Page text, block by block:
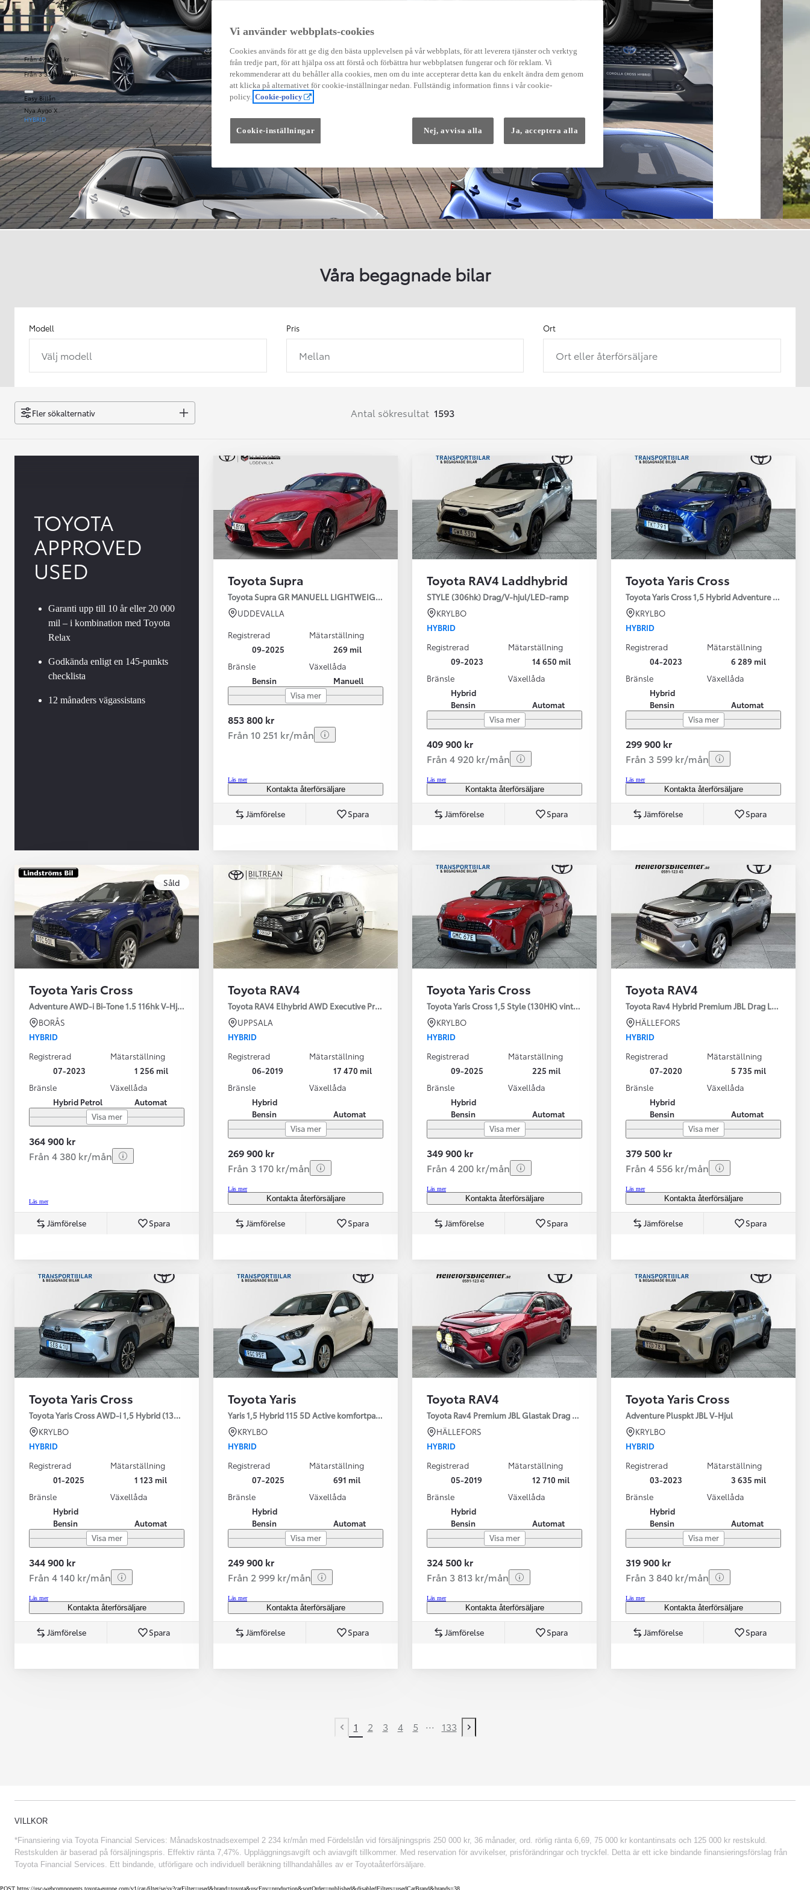
Från 479 900 kr
Från 3 333 kr/mån
Easy Billån
Från 569 900 kr
Från 3 958 kr/mån
Nya Aygo X
HYBRID
Från 238 900 kr
Easy Billån
HYBRID
GR Yaris
BENSIN
Från 599 900 kr
Corolla
HYBRID
Från 324 900 kr
Från 3 194 kr/mån
Nya Corolla Cross
Från 360 900 kr
Från 3 548 kr/mån
Easy Billån
Toyota C-HR
HYBRID & LADDHYBRID
Från 350 900 kr
Från 3 450 kr/mån
Easy Billån
Toyota GR Supra
BENSIN
Nya GR GT
The soul lives on
Vi har Sveriges mest nöjda
Toyota
När varje jobb
Våra begagnade bilar
Modell
Välj modell
Pris
Mellan
Ort
Ort eller återförsäljare
Fler sökalternativ Antal sökresultat 1593
TOYOTA
APPROVED
USED
Garanti upp till 10 år eller 20 000
mil – i kombination med Toyota
Relax
Godkända enligt en 145-punkts
checklista
12 månaders vägassistans
Toyota Supra
Toyota Supra GR MANUELL LIGHTWEIGHT EVO / OMG LEV! MOMSBIL!
UDDEVALLA
Registrerad
09-2025
Mätarställning
269 mil
Bränsle
Bensin
Växellåda
Manuell
Visa mer
853 800 kr
Från 10 251 kr/mån
Läs mer
Kontakta återförsäljare
Jämförelse Spara
Toyota RAV4 Laddhybrid
STYLE (306hk) Drag/V-hjul/LED-ramp
KRYLBO
HYBRID
Registrerad
09-2023
Mätarställning
14 650 mil
Bränsle
Hybrid
Bensin
Växellåda
Automat
Visa mer
409 900 kr
Från 4 920 kr/mån
Läs mer
Kontakta återförsäljare
Jämförelse Spara
Toyota Yaris Cross
Toyota Yaris Cross 1,5 Hybrid Adventure Drag V-
KRYLBO
HYBRID
Registrerad
04-2023
Mätarställning
6 289 mil
Bränsle
Hybrid
Bensin
Växellåda
Automat
Visa mer
299 900 kr
Från 3 599 kr/mån
Läs mer
Kontakta återförsäljare
Jämförelse Spara
Såld
Toyota Yaris Cross
Adventure AWD-i Bi-Tone 1.5 116hk V-Hjul Drag JBL
BORÅS
HYBRID
Registrerad
07-2023
Mätarställning
1 256 mil
Bränsle
Hybrid Petrol
Växellåda
Automat
Visa mer
364 900 kr
Från 4 380 kr/mån
Läs mer
Jämförelse Spara
Toyota RAV4
Toyota RAV4 Elhybrid AWD Executive Premium Drag 360-kamera JBL
UPPSALA
HYBRID
Registrerad
06-2019
Mätarställning
17 470 mil
Bränsle
Hybrid
Bensin
Växellåda
Automat
Visa mer
269 900 kr
Från 3 170 kr/mån
Läs mer
Kontakta återförsäljare
Jämförelse Spara
Toyota Yaris Cross
Toyota Yaris Cross 1,5 Style (130HK) vinterhjul
KRYLBO
HYBRID
Registrerad
09-2025
Mätarställning
225 mil
Bränsle
Hybrid
Bensin
Växellåda
Automat
Visa mer
349 900 kr
Från 4 200 kr/mån
Läs mer
Kontakta återförsäljare
Jämförelse Spara
Toyota RAV4
Toyota Rav4 Hybrid Premium JBL Drag Led ramp
HÄLLEFORS
HYBRID
Registrerad
07-2020
Mätarställning
5 735 mil
Bränsle
Hybrid
Bensin
Växellåda
Automat
Visa mer
379 500 kr
Från 4 556 kr/mån
Läs mer
Kontakta återförsäljare
Jämförelse Spara
Toyota Yaris Cross
Toyota Yaris Cross AWD-i 1,5 Hybrid (130HK) Style V-hjul
KRYLBO
HYBRID
Registrerad
01-2025
Mätarställning
1 123 mil
Bränsle
Hybrid
Bensin
Växellåda
Automat
Visa mer
344 900 kr
Från 4 140 kr/mån
Läs mer
Kontakta återförsäljare
Jämförelse Spara
Toyota Yaris
Yaris 1,5 Hybrid 115 5D Active komfortpaket
KRYLBO
HYBRID
Registrerad
07-2025
Mätarställning
691 mil
Bränsle
Hybrid
Bensin
Växellåda
Automat
Visa mer
249 900 kr
Från 2 999 kr/mån
Läs mer
Kontakta återförsäljare
Jämförelse Spara
Toyota RAV4
Toyota Rav4 Premium JBL Glastak Drag Motorv Vhjul
HÄLLEFORS
HYBRID
Registrerad
05-2019
Mätarställning
12 710 mil
Bränsle
Hybrid
Bensin
Växellåda
Automat
Visa mer
324 500 kr
Från 3 813 kr/mån
Läs mer
Kontakta återförsäljare
Jämförelse Spara
Toyota Yaris Cross
Adventure Pluspkt JBL V-Hjul
KRYLBO
HYBRID
Registrerad
03-2023
Mätarställning
3 635 mil
Bränsle
Hybrid
Bensin
Växellåda
Automat
Visa mer
319 900 kr
Från 3 840 kr/mån
Läs mer
Kontakta återförsäljare
Jämförelse Spara
Previous page
1 2 3 4 5 ... 133
Next page
VILLKOR
*Finansiering via Toyota Financial Services: Månadskostnadsexempel 2 234 kr/mån med Fördelslån vid försäljningspris 250 000 kr, 36 månader, ord. rörlig ränta 6,69, 75 000 kr kontantinsats och 125 000 kr restskuld.
Restskulden är baserad på försäljningspris. Effektiv ränta 7,47%. Uppläggningsavgift och aviavgift tillkommer. Med reservation för avvikelser, prisförändringar och tryckfel. Detta är ett icke bindande finansieringsförslag från
Toyota Financial Services. Ett bindande, utförligare och individuell beräkning tillhandahålles av er Toyotaåterförsäljare.
POST https://usc-webcomponents.toyota-europe.com/v1/car-filter/se/sv?carFilter=used&brand=toyota&uscEnv=production&sortOrder=published&disabledFilters=usedCarBrand&brands=38
Vi använder webbplats-cookies
Cookies används för att ge dig den bästa upplevelsen på vår webbplats, för att leverera tjänster och verktyg
från tredje part, för att hjälpa oss att förstå och förbättra hur webbplatsen fungerar och för reklam. Vi
rekommenderar att du behåller alla cookies, men om du inte accepterar detta kan du enkelt ändra dem genom
att klicka på alternativet för cookie-inställningar nedan. Fullständig information finns i vår cookie-
policy. Cookie-policy
Cookie-inställningar Nej, avvisa alla Ja, acceptera alla